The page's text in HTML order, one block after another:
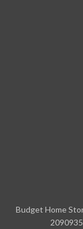
Budget Home